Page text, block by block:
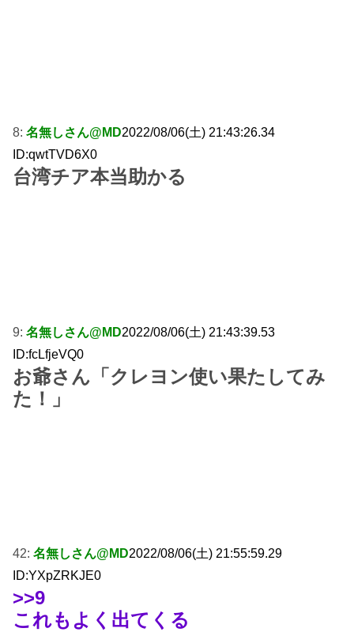
8: 名無しさん@MD2022/08/06(土) 21:43:26.34
ID:qwtTVD6X0
台湾チア本当助かる
9: 名無しさん@MD2022/08/06(土) 21:43:39.53
ID:fcLfjeVQ0
お爺さん「クレヨン使い果たしてみ
た！」
42: 名無しさん@MD2022/08/06(土) 21:55:59.29
ID:YXpZRKJE0
>>9
これもよく出てくる